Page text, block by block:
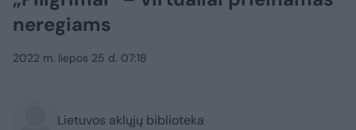
neregiams
2022 m. liepos 25 d. 07:18
Lietuvos aklųjų biblioteka